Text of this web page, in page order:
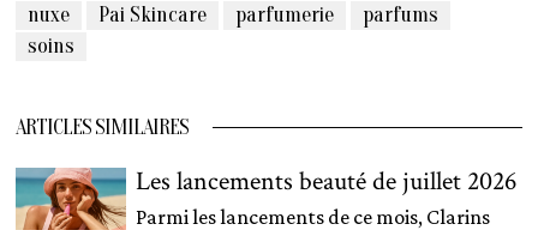
nuxe
Pai Skincare parfumerie
parfums
soins
ARTICLES SIMILAIRES
Les lancements beauté de juillet 2026
Parmi les lancements de ce mois, Clarins